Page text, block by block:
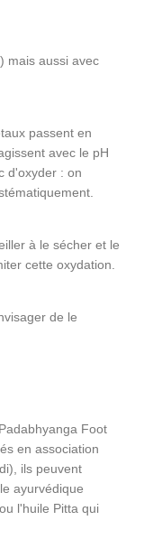
mais aussi avec
passent en
avec le pH
d'oxyder : on
à le sécher et le
cette oxydation.
de le
Foot
en association
ils peuvent
ayurvédique
l'huile Pitta qui